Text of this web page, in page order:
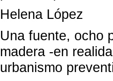
Helena López
Una fuente, ocho
madera -en
urbanismo